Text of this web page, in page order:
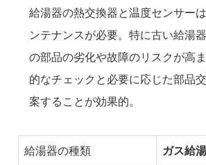
給湯器の熱交換器と温度センサー
ンテナンスが必要。特に古い給湯
の部品の劣化や故障のリスクが高
的なチェックと必要に応じた部品
案することが効果的。
給湯器の種類 ガス給